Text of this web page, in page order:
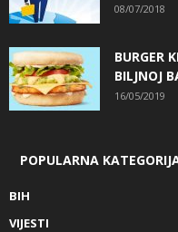
08/07/2018
BURGER
BILJNOJ
16/05/2019
POPULARNA
BIH
VIJESTI